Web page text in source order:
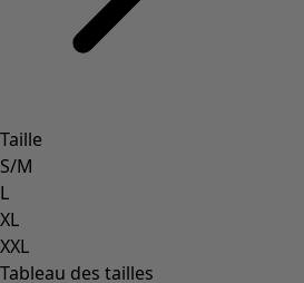
Taille
S/M
L
XL
XXL
Tableau des tailles